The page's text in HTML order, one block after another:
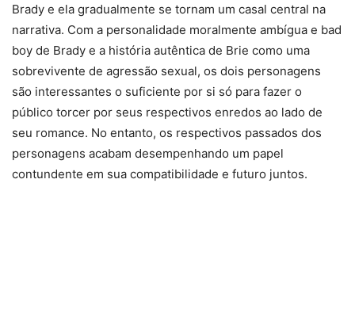
Brady e ela gradualmente se tornam um casal central na
narrativa. Com a personalidade moralmente ambígua e bad
boy de Brady e a história autêntica de Brie como uma
sobrevivente de agressão sexual, os dois personagens
são interessantes o suficiente por si só para fazer o
público torcer por seus respectivos enredos ao lado de
seu romance. No entanto, os respectivos passados ​​dos
personagens acabam desempenhando um papel
contundente em sua compatibilidade e futuro juntos.